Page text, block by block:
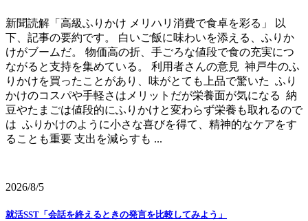
新聞読解「高級ふりかけ メリハリ消費で食卓を彩る」 以
下、記事の要約です。 白いご飯に味わいを添える、ふりか
けがブームだ。 物価高の折、手ごろな値段で食の充実につ
ながると支持を集めている。 利用者さんの意見 神戸牛のふ
りかけを買ったことがあり、味がとても上品で驚いた ふり
かけのコスパや手軽さはメリットだが栄養面が気になる 納
豆やたまごは値段的にふりかけと変わらず栄養も取れるので
は ふりかけのように小さな喜びを得て、精神的なケアをす
ることも重要 支出を減らすも ...
2026/8/5
就活SST「会話を終えるときの発言を比較してみよう」